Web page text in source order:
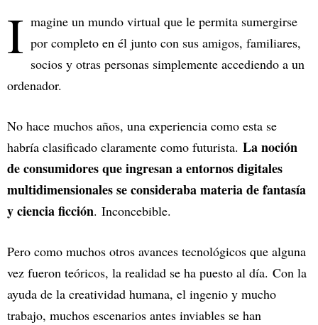
I magine un mundo virtual que le permita sumergirse
por completo en él junto con sus amigos, familiares,
socios y otras personas simplemente accediendo a un
ordenador.
No hace muchos años, una experiencia como esta se
habría clasificado claramente como futurista. La noción
de consumidores que ingresan a entornos digitales
multidimensionales se consideraba materia de fantasía
y ciencia ficción. Inconcebible.
Pero como muchos otros avances tecnológicos que alguna
vez fueron teóricos, la realidad se ha puesto al día. Con la
ayuda de la creatividad humana, el ingenio y mucho
trabajo, muchos escenarios antes inviables se han